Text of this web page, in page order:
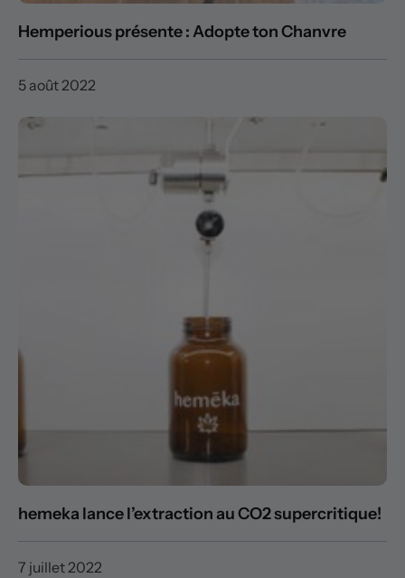
Hemperious présente : Adopte ton Chanvre
5 août 2022
hemeka lance l’extraction au CO2 supercritique!
7 juillet 2022